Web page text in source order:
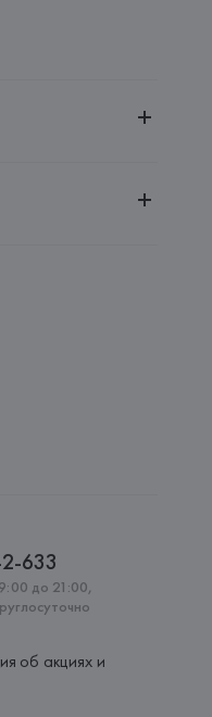
ком. 1
633
до 21:00,
об акциях и